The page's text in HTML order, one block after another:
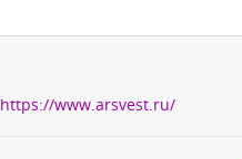
https://www.arsvest.ru/